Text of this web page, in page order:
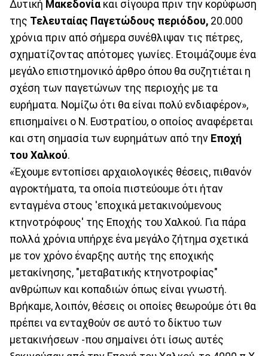
Δυτική Μακεδονία και σίγουρα πριν την κορύφωση
της Τελευταίας Παγετώδους περιόδου, 20.000
χρόνια πριν από σήμερα συνέθλιψαν τις πέτρες,
σχηματίζοντας απότομες γωνίες. Ετοιμάζουμε ένα
μεγάλο επιστημονικό άρθρο όπου θα συζητιέται η
σχέση των παγετώνων της περιοχής με τα
ευρήματα. Νομίζω ότι θα είναι πολύ ενδιαφέρον»,
επισημαίνει ο Ν. Ευστρατίου, ο οποίος αναφέρεται
και στη σημασία των ευρημάτων από την Εποχή
του Χαλκού.
«Έχουμε εντοπίσει αρχαιολογικές θέσεις, πιθανόν
αγροκτήματα, τα οποία πιστεύουμε ότι ήταν
ενταγμένα στους 'εποχικά μετακινούμενους
κτηνοτρόφους' της Εποχής του Χαλκού. Για πάρα
πολλά χρόνια υπήρχε ένα μεγάλο ζήτημα σχετικά
με τον χρόνο έναρξης αυτής της εποχικής
μετακίνησης, "μεταβατικής κτηνοτροφίας"
ανθρώπων και κοπαδιών όπως είναι γνωστή.
Βρήκαμε, λοιπόν, θέσεις οι οποίες θεωρούμε ότι θα
πρέπει να ενταχθούν σε αυτό το δίκτυο των
μετακινήσεων -που σημαίνει ότι ίσως αυτές